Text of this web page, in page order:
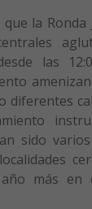
la Ronda
las
diferentes
sido
más en